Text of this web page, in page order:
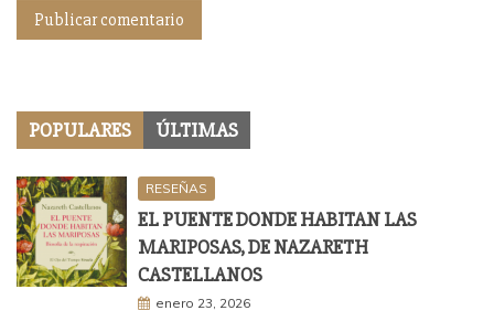
POPULARES ÚLTIMAS
RESEÑAS
EL PUENTE DONDE HABITAN LAS
MARIPOSAS, DE NAZARETH
CASTELLANOS
enero 23, 2026